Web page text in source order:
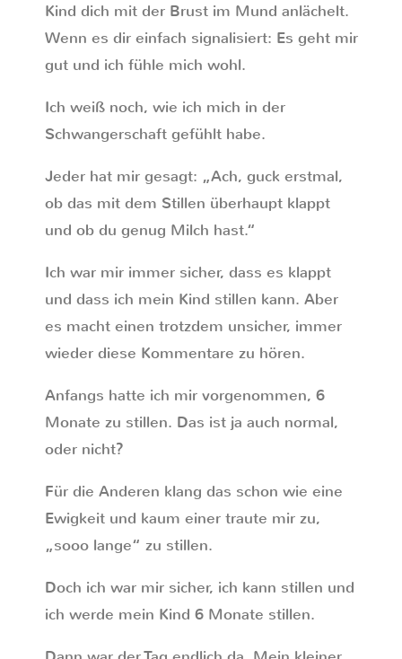
Kind dich mit der Brust im Mund anlächelt.
Wenn es dir einfach signalisiert: Es geht mir
gut und ich fühle mich wohl.
Ich weiß noch, wie ich mich in der
Schwangerschaft gefühlt habe.
Jeder hat mir gesagt: „Ach, guck erstmal,
ob das mit dem Stillen überhaupt klappt
und ob du genug Milch hast.“
Ich war mir immer sicher, dass es klappt
und dass ich mein Kind stillen kann. Aber
es macht einen trotzdem unsicher, immer
wieder diese Kommentare zu hören.
Anfangs hatte ich mir vorgenommen, 6
Monate zu stillen. Das ist ja auch normal,
oder nicht?
Für die Anderen klang das schon wie eine
Ewigkeit und kaum einer traute mir zu,
„sooo lange“ zu stillen.
Doch ich war mir sicher, ich kann stillen und
ich werde mein Kind 6 Monate stillen.